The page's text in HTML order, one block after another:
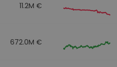
11.2M €
672.0M €